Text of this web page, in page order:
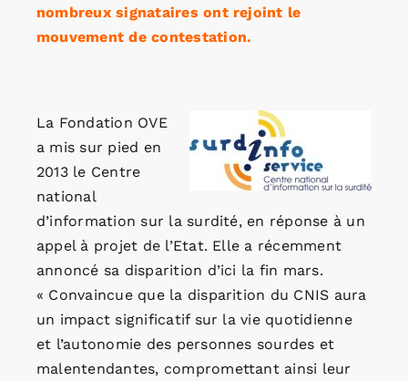
nombreux signataires ont rejoint le
mouvement de contestation.
La Fondation OVE
a mis sur pied en
2013 le Centre
national
d’information sur la surdité, en réponse à un
appel à projet de l’Etat. Elle a récemment
annoncé sa disparition d’ici la fin mars.
« Convaincue que la disparition du CNIS aura
un impact significatif sur la vie quotidienne
et l’autonomie des personnes sourdes et
malentendantes, compromettant ainsi leur